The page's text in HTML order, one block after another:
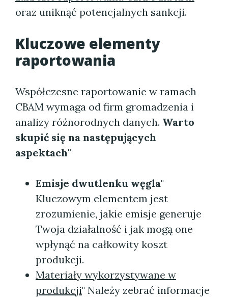
oraz uniknąć potencjalnych sankcji.
Kluczowe elementy
raportowania
Współczesne raportowanie w ramach
CBAM wymaga od firm gromadzenia i
analizy różnorodnych danych. Warto
skupić się na następujących
aspektach"
Emisje dwutlenku węgla"
Kluczowym elementem jest
zrozumienie, jakie emisje generuje
Twoja działalność i jak mogą one
wpłynąć na całkowity koszt
produkcji.
Materiały wykorzystywane w
produkcji" Należy zebrać informacje